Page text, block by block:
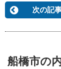
次の記
船橋市の